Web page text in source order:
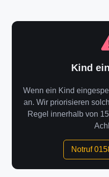
Kind
Wenn ein Kind
an. Wir priorisieren
Regel innerhalb von
Notruf